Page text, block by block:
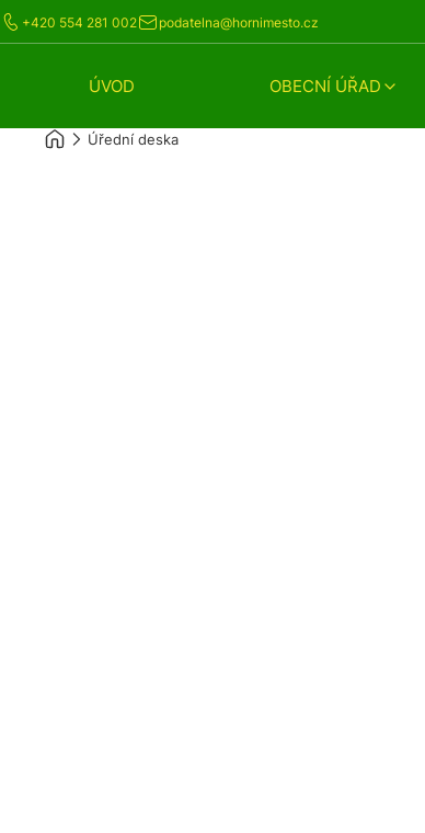
+420 554 281 002 podatelna@hornimesto.cz
ÚVOD OBECNÍ ÚŘAD
Úřední deska